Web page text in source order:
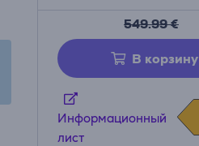
549.99 €
В корзину
Информационный
лист